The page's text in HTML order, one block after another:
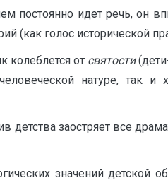
постоянно идет речь,
(как голос исторической
колеблется от святости
натуре, так
заостряет все
значений детской